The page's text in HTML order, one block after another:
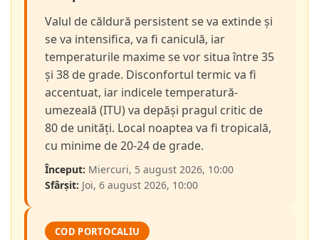
Valul de căldură persistent se va extinde și
se va intensifica, va fi caniculă, iar
temperaturile maxime se vor situa între 35
și 38 de grade. Disconfortul termic va fi
accentuat, iar indicele temperatură-
umezeală (ITU) va depăși pragul critic de
80 de unități. Local noaptea va fi tropicală,
cu minime de 20-24 de grade.
Început: Miercuri, 5 august 2026, 10:00
Sfârșit: Joi, 6 august 2026, 10:00
COD PORTOCALIU